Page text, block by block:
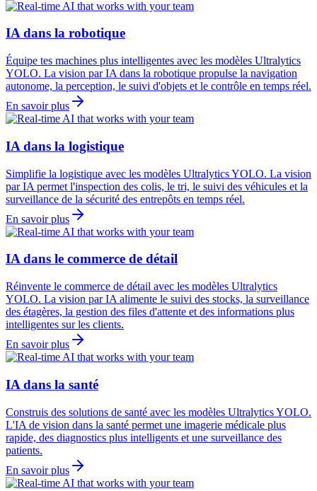
IA dans la robotique
Équipe tes machines plus intelligentes avec les modèles Ultralytics
YOLO. La vision par IA dans la robotique propulse la navigation
autonome, la perception, le suivi d'objets et le contrôle en temps réel.
En savoir plus
IA dans la logistique
Simplifie la logistique avec les modèles Ultralytics YOLO. La vision
par IA permet l'inspection des colis, le tri, le suivi des véhicules et la
surveillance de la sécurité des entrepôts en temps réel.
En savoir plus
IA dans le commerce de détail
Réinvente le commerce de détail avec les modèles Ultralytics
YOLO. La vision par IA alimente le suivi des stocks, la surveillance
des étagères, la gestion des files d'attente et des informations plus
intelligentes sur les clients.
En savoir plus
IA dans la santé
Construis des solutions de santé avec les modèles Ultralytics YOLO.
L'IA de vision dans la santé permet une imagerie médicale plus
rapide, des diagnostics plus intelligents et une surveillance des
patients.
En savoir plus